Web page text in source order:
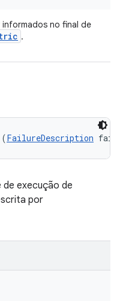
no final de
.
FailureDescription
execução de
por